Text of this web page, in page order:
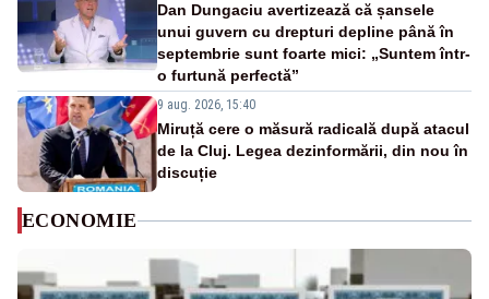
Dan Dungaciu avertizează că șansele
unui guvern cu drepturi depline până în
septembrie sunt foarte mici: „Suntem într-
o furtună perfectă”
9 aug. 2026, 15:40
Miruță cere o măsură radicală după atacul
de la Cluj. Legea dezinformării, din nou în
discuție
ECONOMIE